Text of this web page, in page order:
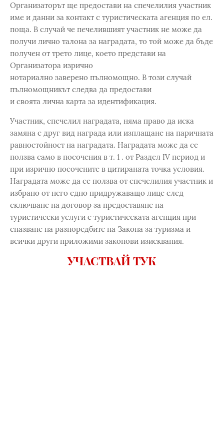
Организаторът ще предостави на спечелилия участник
име и данни за контакт с туристическата агенция по ел.
поща. В случай че печелившият участник не може да
получи лично талона за наградата, то той може да бъде
получен от трето лице, което представи на
Организатора изрично
нотариално заверено пълномощно. В този случай
пълномощникът следва да предостави
и своята лична карта за идентификация.
Участник, спечелил наградата, няма право да иска
замяна с друг вид награда или изплащане на паричната
равностойност на наградата. Наградата може да се
ползва само в посочения в т. 1 . от Раздел IV период и
при изрично посочените в цитираната точка условия.
Наградата може да се ползва от спечелилия участник и
избрано от него едно придружаващо лице след
сключване на договор за предоставяне на
туристически услуги с туристическата агенция при
спазване на разпоредбите на Закона за туризма и
всички други приложими законови изисквания.
УЧАСТВАЙ ТУК